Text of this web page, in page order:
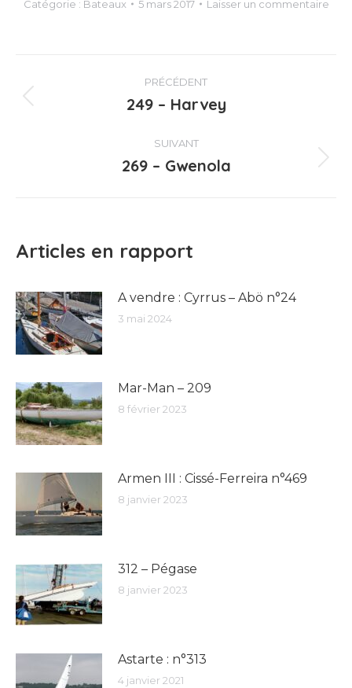
Catégorie : Bateaux 5 mars 2017 Laisser un commentaire
Navigation
article
PRÉCÉDENT
Article
:
249 – Harvey
SUIVANT
Article
269 – Gwenola
Articles en rapport
A vendre : Cyrrus – Abö n°24
3 mai 2024
Mar-Man – 209
8 février 2023
Armen III : Cissé-Ferreira n°469
8 janvier 2023
312 – Pégase
8 janvier 2023
Astarte : n°313
4 janvier 2021